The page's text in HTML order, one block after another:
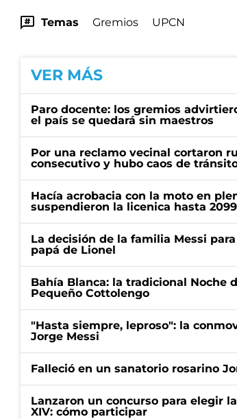
Temas Gremios UPCN
VER MÁS
Paro docente: los gremios
el país se quedará sin maestros
Por una reclamo vecinal cortaron
consecutivo y hubo caos de
Hacía acrobacia con la moto en
suspendieron la licenica hasta 2099
La decisión de la familia Messi
papá de Lionel
Bahía Blanca: la tradicional Noche
Pequeño Cottolengo
"Hasta siempre, leproso": la
Jorge Messi
Falleció en un sanatorio rosarino
Lanzaron un concurso para elegir
XIV: cómo participar